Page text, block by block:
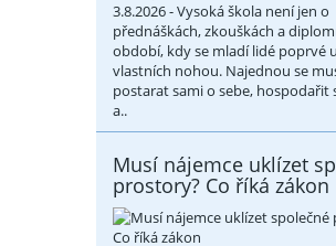
3.8.2026 - Vysoká škola není jen o
přednáškách, zkouškách a
období, kdy se mladí lidé poprvé
vlastních nohou. Najednou se
postarat sami o sebe, hospodařit
a..
Musí nájemce uklízet
prostory? Co říká zákon